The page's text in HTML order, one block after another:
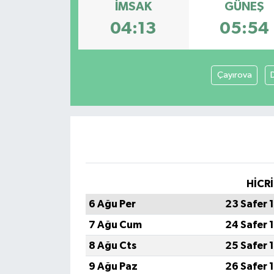
İMSAK
04:13
GÜNEŞ
05:54
Çayırova
HİCRİ
6 Ağu Per
23 Safer
7 Ağu Cum
24 Safer
8 Ağu Cts
25 Safer
9 Ağu Paz
26 Safer
Teknoloji